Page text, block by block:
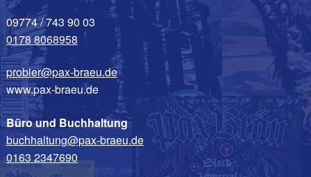
09774 / 743 90 03
0178 8068958
probier@pax-braeu.de
www.pax-braeu.de
Büro und Buchhaltung
buchhaltung@pax-braeu.de
0163 2347690